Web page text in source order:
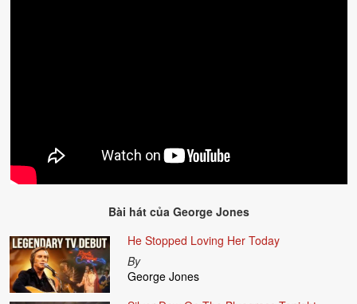
Bài hát của George Jones
He Stopped Loving Her Today
By
George Jones